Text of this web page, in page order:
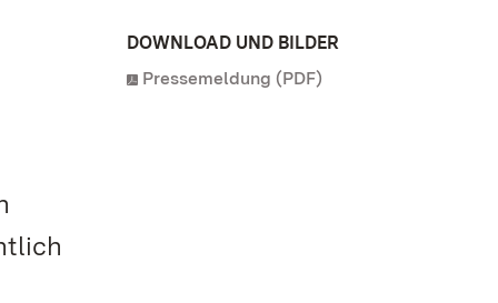
DOWNLOAD UND BILDER
Pressemeldung (PDF)